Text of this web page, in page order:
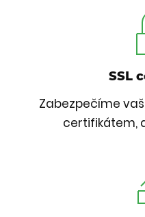
SSL
Zabezpečíme
certifikátem,